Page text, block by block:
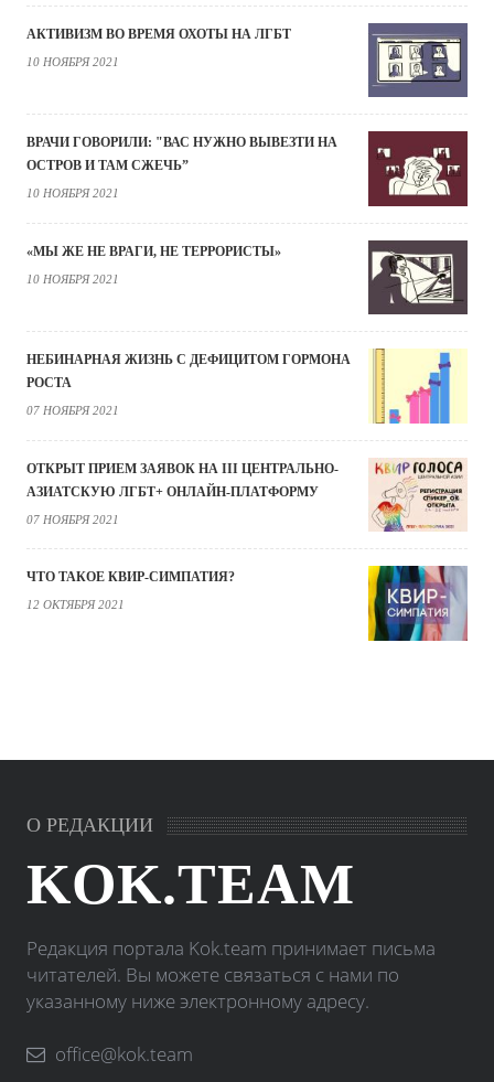
АКТИВИЗМ ВО ВРЕМЯ ОХОТЫ НА ЛГБТ
10 НОЯБРЯ 2021
ВРАЧИ ГОВОРИЛИ: "ВАС НУЖНО ВЫВЕЗТИ НА
ОСТРОВ И ТАМ СЖЕЧЬ”
10 НОЯБРЯ 2021
«МЫ ЖЕ НЕ ВРАГИ, НЕ ТЕРРОРИСТЫ»
10 НОЯБРЯ 2021
НЕБИНАРНАЯ ЖИЗНЬ С ДЕФИЦИТОМ ГОРМОНА
РОСТА
07 НОЯБРЯ 2021
ОТКРЫТ ПРИЕМ ЗАЯВОК НА III ЦЕНТРАЛЬНО-
АЗИАТСКУЮ ЛГБТ+ ОНЛАЙН-ПЛАТФОРМУ
07 НОЯБРЯ 2021
ЧТО ТАКОЕ КВИР-СИМПАТИЯ?
12 ОКТЯБРЯ 2021
О РЕДАКЦИИ
KOK.TEAM
Редакция портала Kok.team принимает письма
читателей. Вы можете связаться с нами по
указанному ниже электронному адресу.
office@kok.team